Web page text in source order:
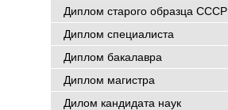
Диплом старого образца СССР
Диплом специалиста
Диплом бакалавра
Диплом магистра
Дилом кандидата наук